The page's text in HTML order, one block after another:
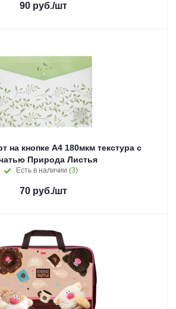
90 руб./шт
на кнопке А4 180мкм текстура с
Природа Листья
Есть в наличии (3)
70 руб./шт